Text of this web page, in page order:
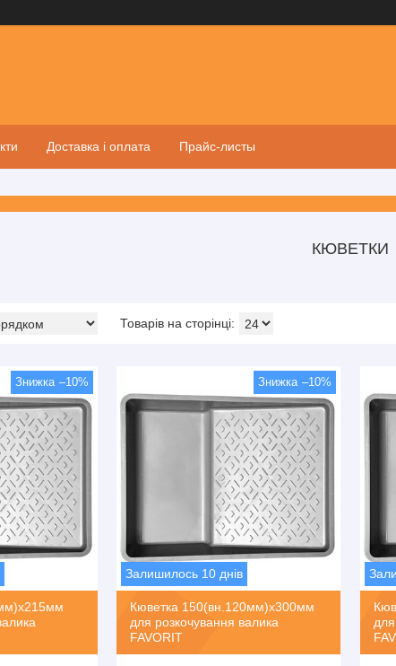
Доставка і оплата Прайс-листы
КЮВЕТКИ
–10% –10%
Залишилось 10 днів
Кюветка 150(вн.120мм)х300мм
для розкочування валика
FAVORIT